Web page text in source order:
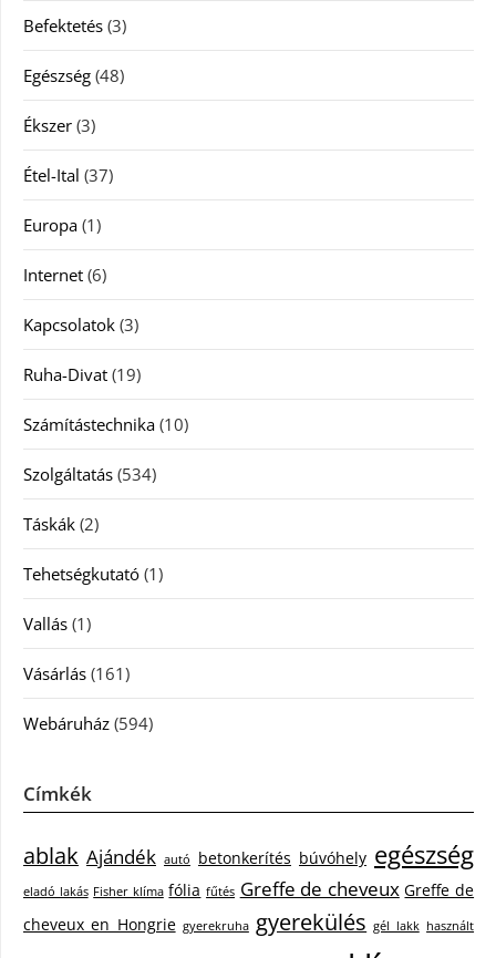
Befektetés (3)
Egészség (48)
Ékszer (3)
Étel-Ital (37)
Europa (1)
Internet (6)
Kapcsolatok (3)
Ruha-Divat (19)
Számítástechnika (10)
Szolgáltatás (534)
Táskák (2)
Tehetségkutató (1)
Vallás (1)
Vásárlás (161)
Webáruház (594)
Címkék
ablak Ajándék autó betonkerítés búvóhely egészség
eladó lakás Fisher klíma fólia fűtés Greffe de cheveux Greffe de
cheveux en Hongrie gyerekruha gyerekülés gél lakk használt